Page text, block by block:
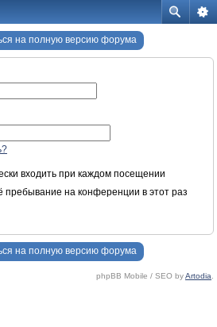
на полную версию форума
входить при каждом посещении
пребывание на конференции в этот раз
на полную версию форума
phpBB Mobile / SEO byArtodia